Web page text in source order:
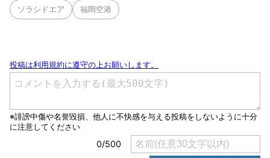
ソラシドエア 福岡空港